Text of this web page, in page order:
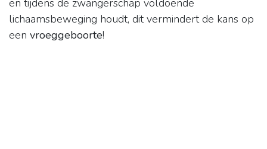
en tijdens de zwangerschap voldoende
lichaamsbeweging houdt, dit vermindert de kans op
een vroeggeboorte!